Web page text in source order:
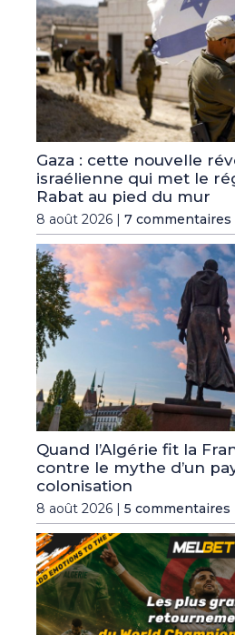
Gaza : cette nouvelle
israélienne qui met le
Rabat au pied du mur
8 août 2026 | 7 commentaires
Quand l’Algérie fit la
contre le mythe d’un
colonisation
8 août 2026 | 5 commentaires